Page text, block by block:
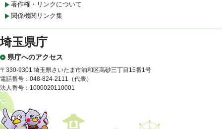
著作権・リンクについて
関係機関リンク集
埼玉県庁
県庁へのアクセス
〒330-9301 埼玉県さいたま市浦和区高砂三丁目15番1号
電話番号：048-824-2111（代表）
法人番号：1000020110001